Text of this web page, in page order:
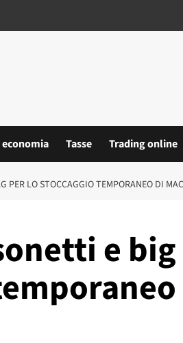
Tasse Trading online
PER LO STOCCAGGIO TEMPORANEO DI
e big